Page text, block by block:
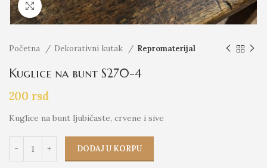
Click to enlarge
Početna Dekorativni kutak Repromaterijal
Kuglice na bunt S270-4
200 rsd
Kuglice na bunt ljubičaste, crvene i sive
DODAJ U KORPU